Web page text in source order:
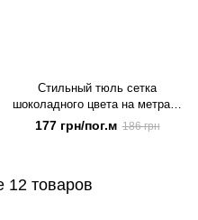
Стильный тюль сетка
шоколадного цвета на метраж,
высота 2.8 м(0-126-10)
177 грн/пог.м 186 грн
12 товаров